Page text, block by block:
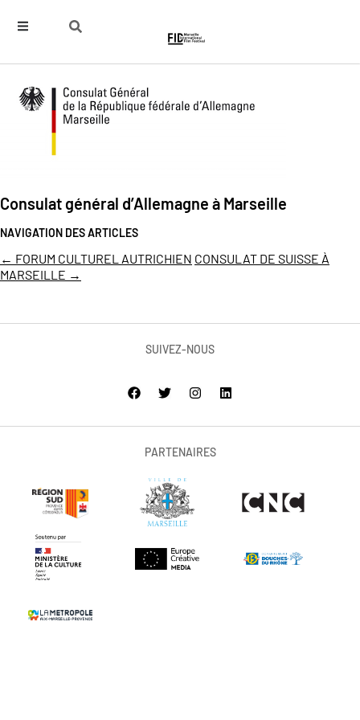
Consulat général d’Allemagne à Marseille
NAVIGATION DES ARTICLES
← FORUM CULTUREL AUTRICHIEN CONSULAT DE SUISSE À
MARSEILLE →
SUIVEZ-NOUS
PARTENAIRES